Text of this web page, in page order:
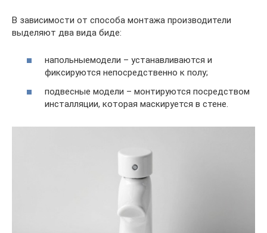
В зависимости от способа монтажа производители
выделяют два вида биде:
напольныемодели – устанавливаются и
фиксируются непосредственно к полу;
подвесные модели – монтируются посредством
инсталляции, которая маскируется в стене.